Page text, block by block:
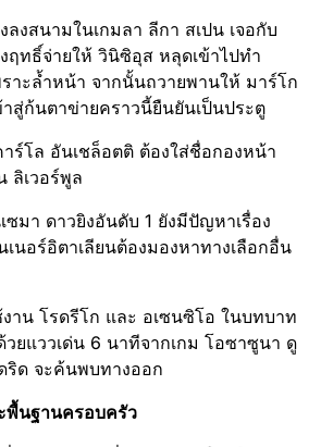
ลงสนามในเกมลา​ ลีกา​ สเปน เจอกับ​
ฤทธิ์​จ่ายให้​ วินิซิอุส​ หลุดเข้าไปทำ
าะล้ำหน้า​ จากนั้นถวายพานให้​ มาร์โก​
สู่ก้นตาข่ายคราวนี้ยืนยันเป็นประตู
ร์​โล​ อันเชล็อตติ ต้องใส่ชื่อกองหน้า
ลิเวอร์พูล​
ซมา​ ดาวยิงอันดับ​ 1​ ยังมีปัญหา​เรื่อง
นอร์​อิตาเลียน​ต้องมองหาทางเลือกอื่น
าน​ โรดรีโก​ และ​ อเซนซิโอ​ ในบทบาท
ยแววเด่น 6 นาทีจากเกม​ โอซาซูนา​ ดู
ริด​ จะค้นพบทางออก
พื้นฐานครอบครัว​